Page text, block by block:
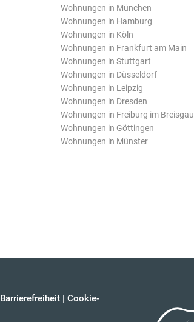
Wohnungen in München
Wohnungen in Hamburg
Wohnungen in Köln
Wohnungen in Frankfurt am Main
Wohnungen in Stuttgart
Wohnungen in Düsseldorf
Wohnungen in Leipzig
Wohnungen in Dresden
Wohnungen in Freiburg im Breisgau
Wohnungen in Göttingen
Wohnungen in Münster
Barrierefreiheit | Cookie-